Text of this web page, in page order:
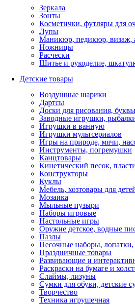
Зеркала
Зонты
Косметички, футляры для
Лупы
Маникюр, педикюр, визаж,
Ножницы
Расчески
Шитье и рукоделие,
Детские товары
Воздушные шарики
Дартсы
Доски для рисования,
Заводные игрушки,
Игрушки в ванную
Игрушки мультсериалов
Игры на природе, мячи,
Инструменты, погремушки
Канцтовары
Кинетический песок,
Конструкторы
Куклы
Мебель, хозтовары для
Мозаика
Мыльные пузыри
Наборы игровые
Настольные игры
Оружие детское, водные
Пазлы
Песочные наборы,
Праздничные товары
Развивающие и
Раскраски на бумаге и
Слаймы, лизуны
Сумки для обуви, детские
Творчество
Техника игрушечная